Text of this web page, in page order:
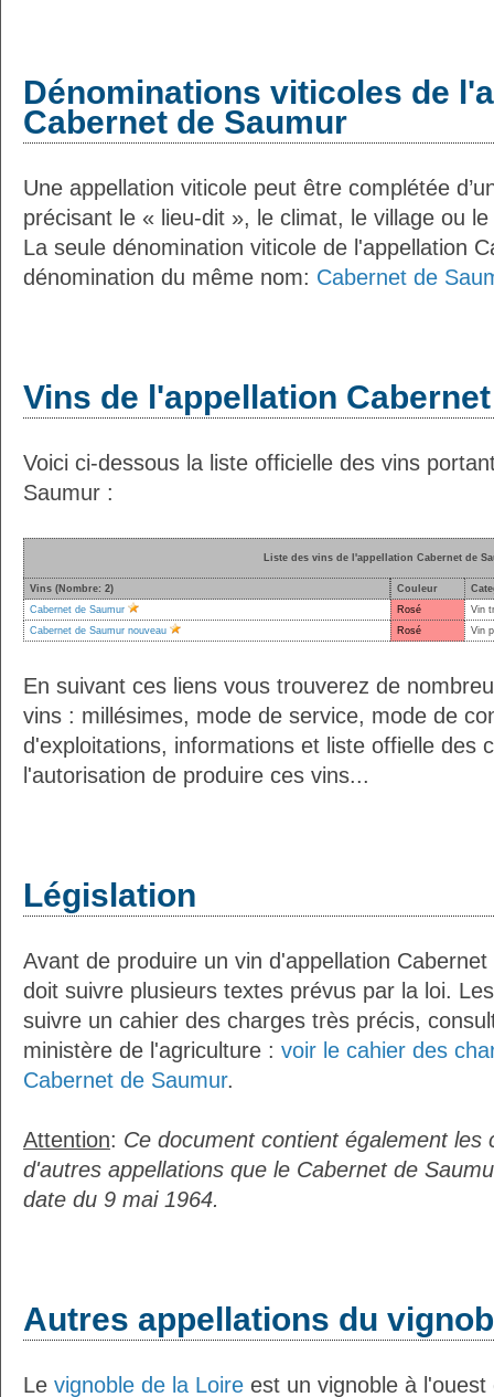
Dénominations viticoles de
Cabernet de Saumur
Une appellation viticole peut être complétée
précisant le « lieu-dit », le climat, le village ou
La seule dénomination viticole de l'appellation
dénomination du même nom: Cabernet de
Vins de l'appellation
Voici ci-dessous la liste officielle des vins
Saumur :
Liste des vins de l'appellation Cabernet de
Vins (Nombre: 2) Couleur
Cabernet de Saumur
Rosé
Vin
Cabernet de Saumur nouveau
Rosé Vin
En suivant ces liens vous trouverez de
vins : millésimes, mode de service, mode de
d'exploitations, informations et liste offielle des
l'autorisation de produire ces vins...
Législation
Avant de produire un vin d'appellation
doit suivre plusieurs textes prévus par la loi.
suivre un cahier des charges très précis,
ministère de l'agriculture : voir le cahier des
Cabernet de Saumur.
Attention: Ce document contient également les
d'autres appellations que le Cabernet de
date du 9 mai 1964.
Autres appellations du
Le vignoble de la Loire est un vignoble à